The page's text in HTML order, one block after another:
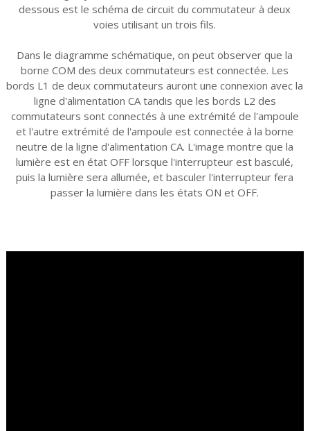
dessous est le schéma de circuit du commutateur à deux
voies utilisant un trois fils.
Dans le diagramme schématique, on peut observer que la
borne COM des deux commutateurs est connectée. Les
bords L1 de deux commutateurs auront une connexion avec la
ligne d'alimentation CA tandis que les bords L2 des
commutateurs sont connectés à une extrémité de l'ampoule
et l'autre extrémité de l'ampoule est connectée à la borne
neutre de la ligne d'alimentation CA. L'image montre que la
lumière est en état OFF lorsque l'interrupteur est basculé,
puis la lumière sera allumée, et basculer l'interrupteur fera
passer la lumière dans les états ON et OFF.